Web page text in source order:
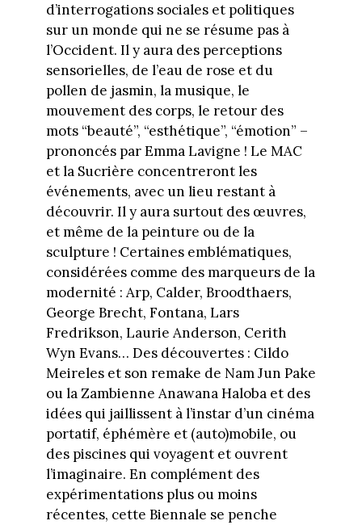
d’interrogations sociales et politiques
sur un monde qui ne se résume pas à
l’Occident. Il y aura des perceptions
sensorielles, de l’eau de rose et du
pollen de jasmin, la musique, le
mouvement des corps, le retour des
mots “beauté”, “esthétique”, “émotion” –
prononcés par Emma Lavigne ! Le MAC
et la Sucrière concentreront les
événements, avec un lieu restant à
découvrir. Il y aura surtout des œuvres,
et même de la peinture ou de la
sculpture ! Certaines emblématiques,
considérées comme des marqueurs de la
modernité : Arp, Calder, Broodthaers,
George Brecht, Fontana, Lars
Fredrikson, Laurie Anderson, Cerith
Wyn Evans… Des découvertes : Cildo
Meireles et son remake de Nam Jun Pake
ou la Zambienne Anawana Haloba et des
idées qui jaillissent à l’instar d’un cinéma
portatif, éphémère et (auto)mobile, ou
des piscines qui voyagent et ouvrent
l’imaginaire. En complément des
expérimentations plus ou moins
récentes, cette Biennale se penche